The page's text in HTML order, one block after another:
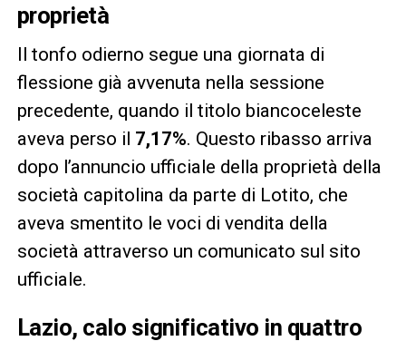
proprietà
Il tonfo odierno segue una giornata di
flessione già avvenuta nella sessione
precedente, quando il titolo biancoceleste
aveva perso il 7,17%. Questo ribasso arriva
dopo l’annuncio ufficiale della proprietà della
società capitolina da parte di Lotito, che
aveva smentito le voci di vendita della
società attraverso un comunicato sul sito
ufficiale.
Lazio, calo significativo in quattro